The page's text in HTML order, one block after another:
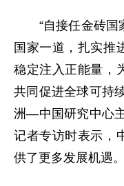
“自接任金砖国
国家一道，扎实推
稳定注入正能量，
共同促进全球可持
洲—中国研究中心
记者专访时表示，
供了更多发展机遇。